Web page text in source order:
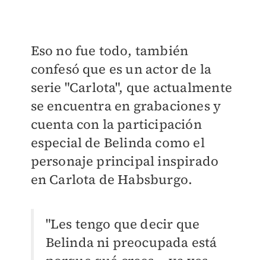
Eso no fue todo, también
confesó que es un actor de la
serie "Carlota", que actualmente
se encuentra en grabaciones y
cuenta con la participación
especial de Belinda como el
personaje principal inspirado
en Carlota de Habsburgo.
"Les tengo que decir que
Belinda ni preocupada está